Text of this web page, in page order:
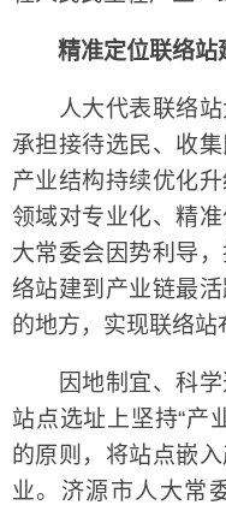
精准定位联络站
人大代表联络站
承担接待选民、收
产业结构持续优化
领域对专业化、精
大常委会因势利导
络站建到产业链最
的地方，实现联络站
因地制宜、科学
站点选址上坚持“产
的原则，将站点嵌
业。济源市人大常